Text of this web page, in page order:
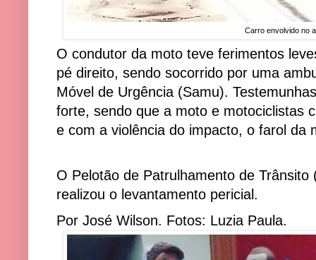
Carro envolvido no
O condutor da moto teve ferimentos
pé direito, sendo socorrido por uma
Móvel de Urgência (Samu).
forte, sendo que a moto e motociclistas
e com a violência do impacto, o farol da
O Pelotão de Patrulhamento de Trânsito
realizou o levantamento pericial.
Por José Wilson. Fotos: Luzia Paula.